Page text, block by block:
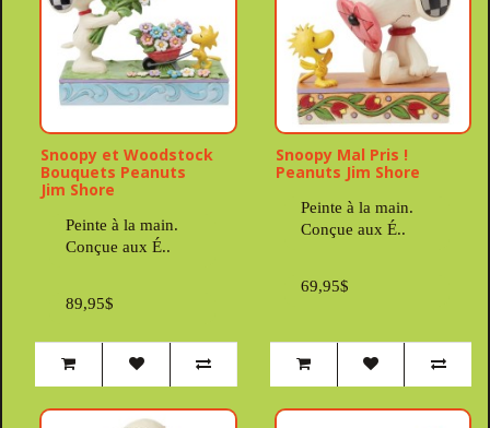
Snoopy et Woodstock
Bouquets Peanuts
Jim Shore
Peinte à la main.
Conçue aux É..
89,95$
Snoopy Mal Pris !
Peanuts Jim Shore
Peinte à la main.
Conçue aux É..
69,95$